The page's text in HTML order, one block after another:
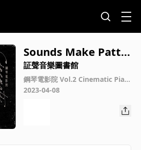
Sounds Make Patte
rns
証聲音樂圖書館
鋼琴電影院 Vol.2 Cinematic Pian
o Vol.2
2023-04-08